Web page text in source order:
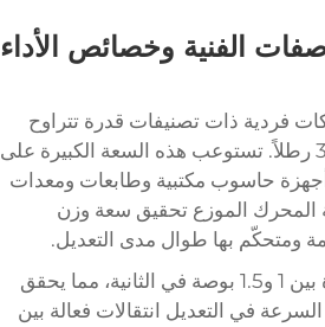
الفنية وخصائص الأداء
فردية ذات تصنيفات قدرة تتراوح
بين 150 و300 واط، مما يوفر سعات رفع مجتمعة تتراوح بين 220 و350 رطلاً. تستوعب هذه السعة الكبيرة على
حاسوب مكتبية وطابعات ومعدات
المحرك الموزع تحقيق سعة وزن
ومتحكّم بها طوال مدى التعديل.
تتراوح سرعة تعديل الارتفاع في أنظمة المحرك المزدوجة عالية الجودة بين 1 و1.5 بوصة في الثانية، مما يحقق
في التعديل انتقالات فعالة بين